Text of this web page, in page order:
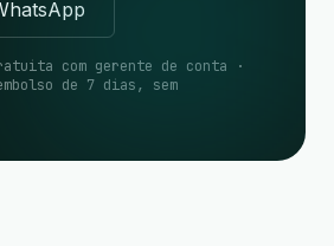
com gerente de conta ·
de 7 dias, sem